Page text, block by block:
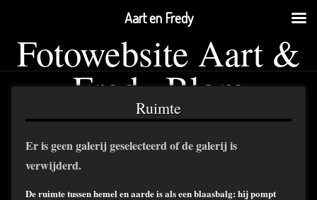
Fotowebsite Aart &
Fredy Blom
Ruimte
Er is geen galerij geselecteerd of de galerij is
verwijderd.
De ruimte tussen hemel en aarde is als een blaasbalg: hij pompt
Aart en Fredy